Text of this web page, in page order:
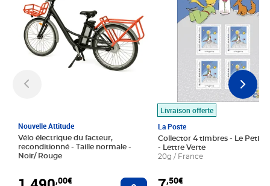
Nouvelle Attitude
Vélo électrique du facteur,
reconditionné - Taille normale -
Noir/ Rouge
,00€ Ajouter au panier
Livraison offerte
La Poste
Collector 4 timbres - Le Petit
- Lettre Verte
20g / France
,50€